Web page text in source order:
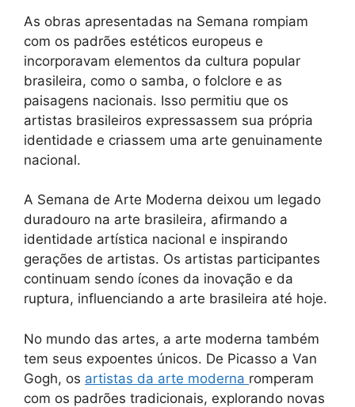
As obras apresentadas na Semana rompiam
com os padrões estéticos europeus e
incorporavam elementos da cultura popular
brasileira, como o samba, o folclore e as
paisagens nacionais. Isso permitiu que os
artistas brasileiros expressassem sua própria
identidade e criassem uma arte genuinamente
nacional.
A Semana de Arte Moderna deixou um legado
duradouro na arte brasileira, afirmando a
identidade artística nacional e inspirando
gerações de artistas. Os artistas participantes
continuam sendo ícones da inovação e da
ruptura, influenciando a arte brasileira até hoje.
No mundo das artes, a arte moderna também
tem seus expoentes únicos. De Picasso a Van
Gogh, os artistas da arte moderna romperam
com os padrões tradicionais, explorando novas